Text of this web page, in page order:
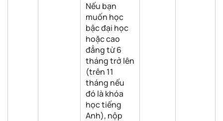
Nếu bạn
muốn học
bậc đại học
hoặc cao
đẳng từ 6
tháng trở lên
(trên 11
tháng nếu
đó là khóa
học tiếng
Anh), nộp